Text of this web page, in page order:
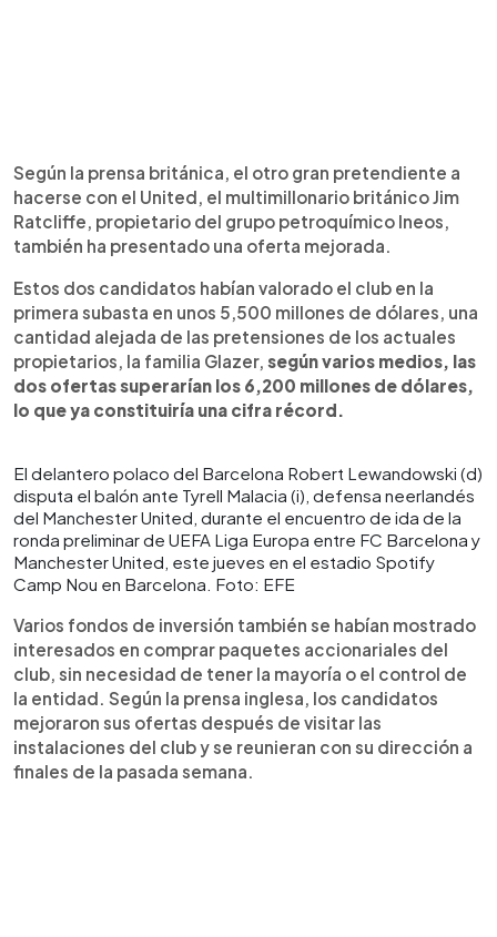
Según la prensa británica, el otro gran pretendiente a
hacerse con el United, el multimillonario británico Jim
Ratcliffe, propietario del grupo petroquímico Ineos,
también ha presentado una oferta mejorada.
Estos dos candidatos habían valorado el club en la
primera subasta en unos 5,500 millones de dólares, una
cantidad alejada de las pretensiones de los actuales
propietarios, la familia Glazer, según varios medios, las
dos ofertas superarían los 6,200 millones de dólares,
lo que ya constituiría una cifra récord.
El delantero polaco del Barcelona Robert Lewandowski (d)
disputa el balón ante Tyrell Malacia (i), defensa neerlandés
del Manchester United, durante el encuentro de ida de la
ronda preliminar de UEFA Liga Europa entre FC Barcelona y
Manchester United, este jueves en el estadio Spotify
Camp Nou en Barcelona. Foto: EFE
Varios fondos de inversión también se habían mostrado
interesados en comprar paquetes accionariales del
club, sin necesidad de tener la mayoría o el control de
la entidad. Según la prensa inglesa, los candidatos
mejoraron sus ofertas después de visitar las
instalaciones del club y se reunieran con su dirección a
finales de la pasada semana.